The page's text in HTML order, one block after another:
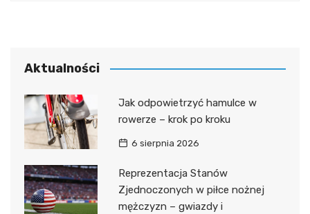
Aktualności
Jak odpowietrzyć hamulce w
rowerze – krok po kroku
6 sierpnia 2026
Reprezentacja Stanów
Zjednoczonych w piłce nożnej
mężczyzn – gwiazdy i